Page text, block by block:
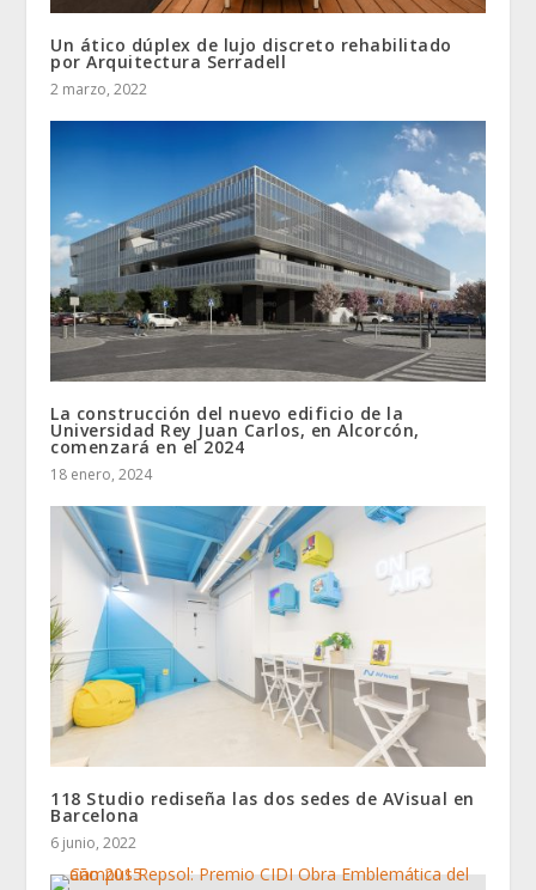
Un ático dúplex de lujo discreto rehabilitado
por Arquitectura Serradell
2 marzo, 2022
La construcción del nuevo edificio de la
Universidad Rey Juan Carlos, en Alcorcón,
comenzará en el 2024
18 enero, 2024
118 Studio rediseña las dos sedes de AVisual en
Barcelona
6 junio, 2022